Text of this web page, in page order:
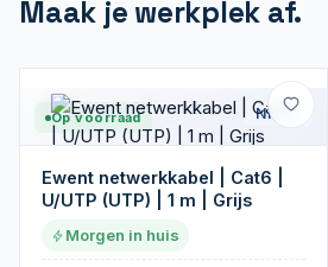
Maak je werkplek af.
Op voorraad Nieuw
Ewent netwerkkabel | Cat6 |
U/UTP (UTP) | 1 m | Grijs
Morgen in huis